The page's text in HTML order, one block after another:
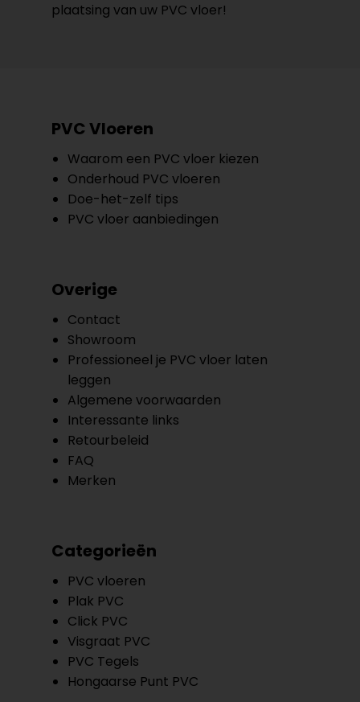
plaatsing van uw PVC vloer!
PVC Vloeren
Waarom een PVC vloer kiezen
Onderhoud PVC vloeren
Doe-het-zelf tips
PVC vloer aanbiedingen
Overige
Contact
Showroom
Professioneel je PVC vloer laten
leggen
Algemene voorwaarden
Interessante links
Retourbeleid
FAQ
Merken
Categorieën
PVC vloeren
Plak PVC
Click PVC
Visgraat PVC
PVC Tegels
Hongaarse Punt PVC